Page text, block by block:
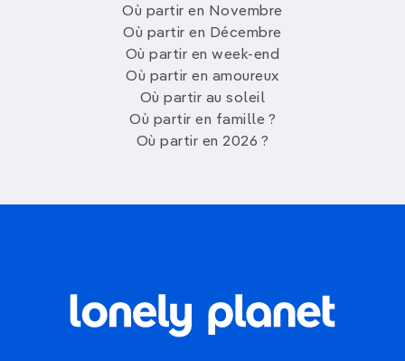
Où partir en Novembre
Où partir en Décembre
Où partir en week-end
Où partir en amoureux
Où partir au soleil
Où partir en famille ?
Où partir en 2026 ?